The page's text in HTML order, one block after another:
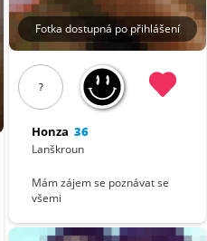
Fotka dostupná po přihlášení
?
Honza 36
Lanškroun
Mám zájem se poznávat se
všemi